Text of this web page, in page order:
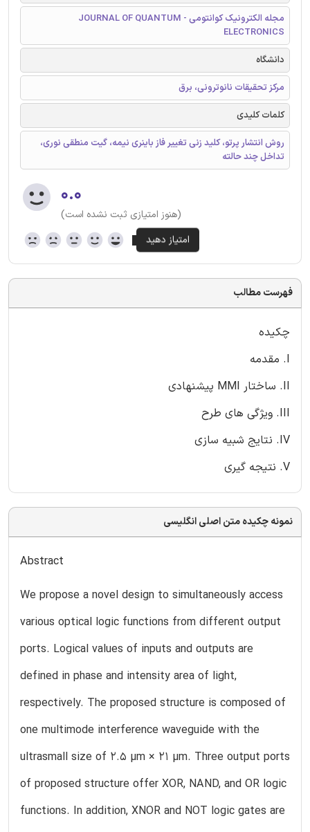
مجله الکترونیک کوانتومی - JOURNAL OF QUANTUM
ELECTRONICS
دانشگاه
مرکز تحقيقات نانوترونی، برق
کلمات کلیدی
روش انتشار پرتو، کلید زنی تغییر فاز باینری نیمه،‌ گیت منطقی نوری،‌
تداخل چند حالته
۰.۰
(هنوز امتیازی ثبت نشده است)
فهرست مطالب
چکیده
I. مقدمه
II. ساختار MMI پیشنهادی
III. ویژگی های طرح
IV. نتایج شبیه سازی
V. نتیجه گیری
نمونه چکیده متن اصلی انگلیسی
Abstract
We propose a novel design to simultaneously access
various optical logic functions from different output
ports. Logical values of inputs and outputs are
defined in phase and intensity area of light,
respectively. The proposed structure is composed of
one multimode interference waveguide with the
ultrasmall size of 2.5 µm × 21 µm. Three output ports
of proposed structure offer XOR, NAND, and OR logic
functions. In addition, XNOR and NOT logic gates are